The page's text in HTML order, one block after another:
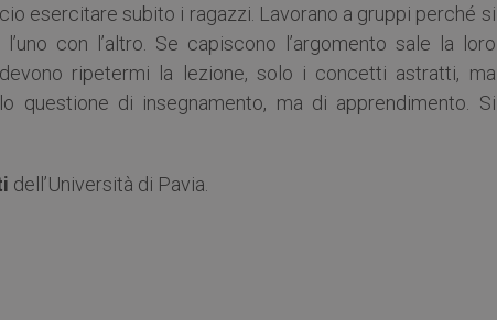
esercitare subito i ragazzi. Lavorano a gruppi perché si
con l’altro. Se capiscono l’argomento sale la loro
ripetermi la lezione, solo i concetti astratti, ma
questione di insegnamento, ma di apprendimento. Si
dell’Università di Pavia.